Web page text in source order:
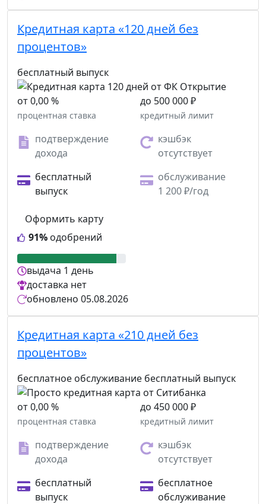
Кредитная карта «120 дней без
процентов»
бесплатный выпуск
от 0,00 %
процентная ставка
до 500 000 ₽
кредитный лимит
подтверждение
дохода
кэшбэк
отсутствует
бесплатный
выпуск
обслуживание
1 200 ₽/год
91% одобрений
Оформить карту
выдача 1 день
доставка нет
обновлено 05.08.2026
Кредитная карта «210 дней без
процентов»
бесплатное обслуживание бесплатный выпуск
от 0,00 %
процентная ставка
до 450 000 ₽
кредитный лимит
подтверждение
дохода
кэшбэк
отсутствует
бесплатный
выпуск
бесплатное
обслуживание